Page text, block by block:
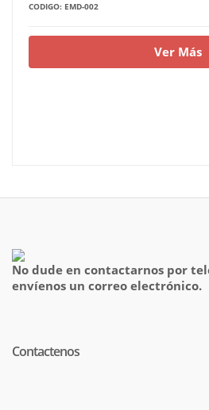
CODIGO: EMD-002
Ver Más
No dude en contactarnos por
envíenos un correo electrónico.
Contactenos